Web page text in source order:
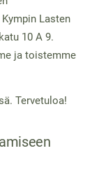
Lasten
10 A 9.
ja toistemme
Tervetuloa!